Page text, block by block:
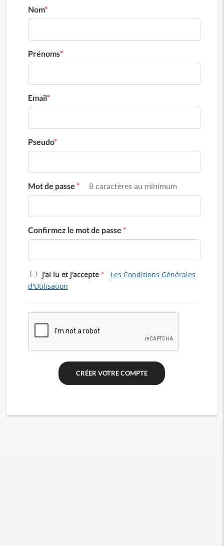
Nom*
Prénoms*
Email*
Pseudo*
Mot de passe * 8 caractères au minimum
Confirmez le mot de passe *
J'ai lu et j'accepte *
Les Conditions Générales
d'Utilisation